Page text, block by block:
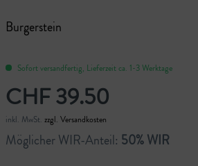
Burgerstein
Sofort versandfertig, Lieferzeit ca. 1-3 Werktage
CHF 39.50
inkl. MwSt. zzgl. Versandkosten
Möglicher WIR-Anteil: 50% WIR